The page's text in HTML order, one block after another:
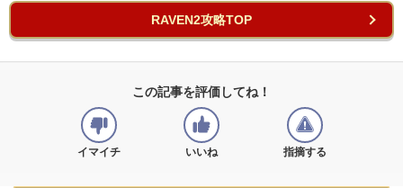
RAVEN2攻略TOP
この記事を評価してね！
イマイチ いいね 指摘する